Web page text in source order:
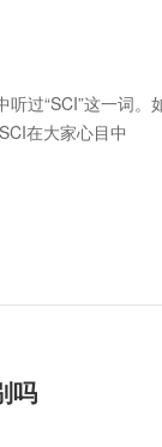
“SCI”这一词。
在大家心目中
吗